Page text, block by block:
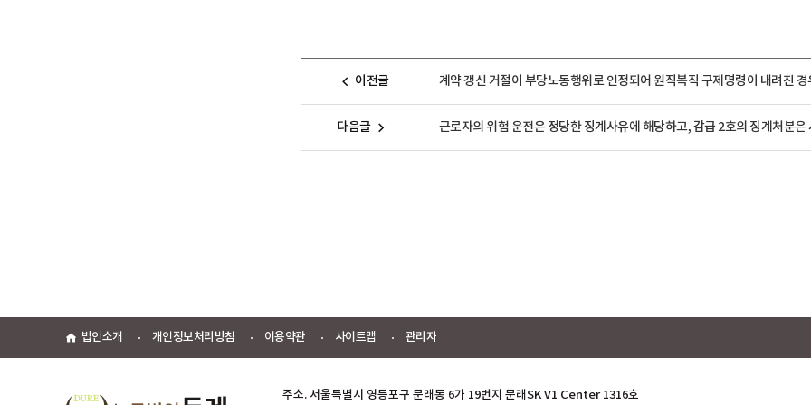
이전글 계약 갱신 거절이 부당노동행위로 인정되어 원직복직 구제명령이 내려진 경
다음글 근로자의 위험 운전은 정당한 징계사유에 해당하고, 감급 2호의 징계처분은
법인소개 개인정보처리방침 이용약관 사이트맵 관리자
주소. 서울특별시 영등포구 문래동 6가 19번지 문래SK V1 Center 1316호